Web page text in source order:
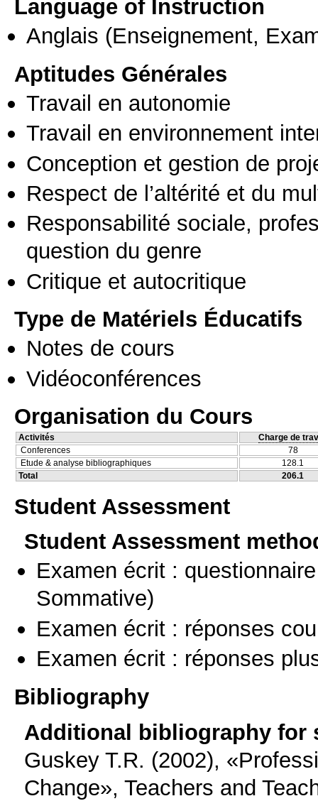
Language of Instruction
Anglais (Enseignement,
Aptitudes Générales
Travail en autonomie
Travail en environnement
Conception et gestion de
Respect de l’altérité et du
Responsabilité sociale,
question du genre
Critique et autocritique
Type de Matériels Éducatifs
Notes de cours
Vidéoconférences
Organisation du Cours
Activités
Charge de
Conferences
78
Etude & analyse bibliographiques
128.1
Total
206.1
Student Assessment
Student Assessment
Examen écrit :
Sommative)
Examen écrit : réponses
Examen écrit : réponses
Bibliography
Additional bibliography for
Guskey T.R. (2002),
Change», Teachers and